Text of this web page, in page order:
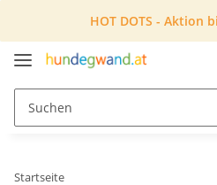
HOT DOTS - Aktion
Startseite